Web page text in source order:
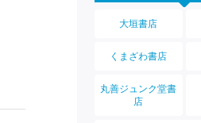
大垣書店
くまざわ書店
丸善ジュンク堂書
店